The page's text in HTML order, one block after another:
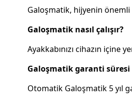
Galoşmatik, hijyenin
Galoşmatik nasıl çalışır?
Ayakkabınızı cihazın
Galoşmatik garanti süresi
Otomatik Galoşmatik 5 yıl